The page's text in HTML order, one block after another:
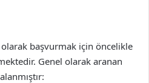
başvurmak için öncelikle
Genel olarak aranan